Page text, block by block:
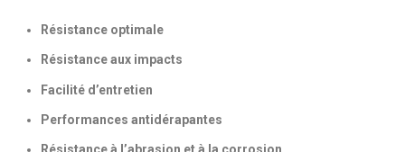
Résistance optimale
Résistance aux impacts
Facilité d’entretien
Performances antidérapantes